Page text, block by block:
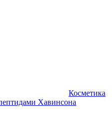
Косметика
Хавинсона